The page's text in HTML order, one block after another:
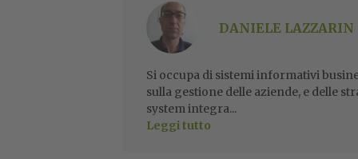
DANIELE LAZZARIN
Si occupa di sistemi informativi
sulla gestione delle aziende, e delle
system integra...
Leggi tutto